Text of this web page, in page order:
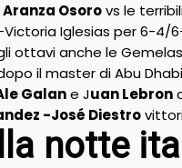
Osorovs le
Iglesias per 6-4/
ottavi anche le
il master di Abu
Galane Juan Lebron
-José Diestro
notte